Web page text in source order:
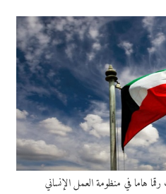
هاما في منظومة العمل الإنساني